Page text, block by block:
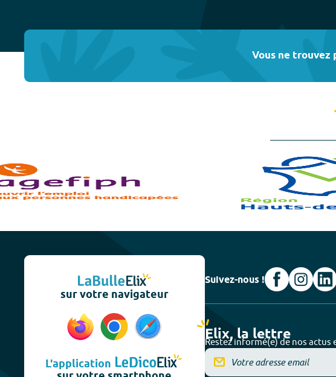
Vous ne trouvez
sur votre navigateur
L'application
Suivez-nous !
Elix, la lettre
Restez informé(e) de nos